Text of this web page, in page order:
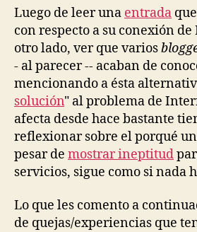
Luego de leer una entrada
con respecto a su conexión
otro lado, ver que varios
- al parecer -- acaban de
mencionando a ésta
solución" al problema de
afecta desde hace bastante
reflexionar sobre el porqué
pesar de mostrar ineptitud
servicios, sigue como si nada
Lo que les comento a
de quejas/experiencias que